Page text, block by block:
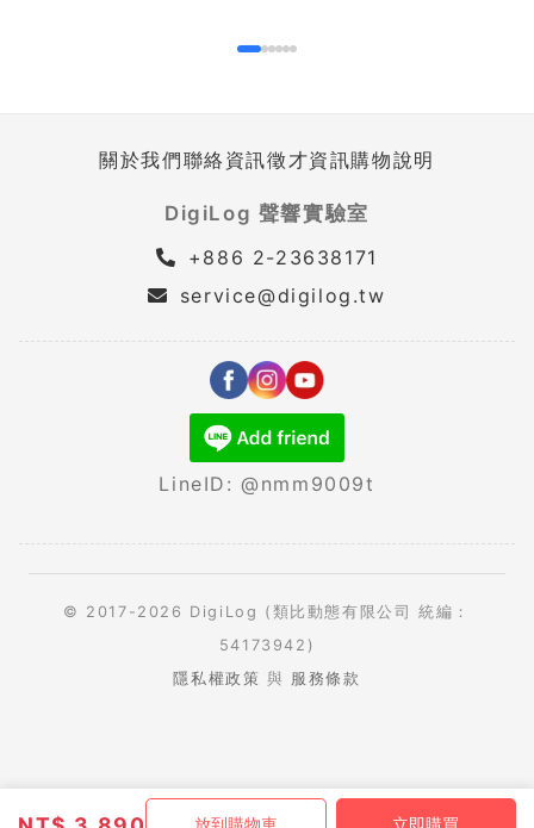
放到購物車 立即購買
關於我們聯絡資訊徵才資訊購物說明
DigiLog 聲響實驗室
+886 2-23638171
service@digilog.tw
LineID: @nmm9009t
© 2017-2026 DigiLog (類比動態有限公司 統編：
54173942)
隱私權政策 與 服務條款